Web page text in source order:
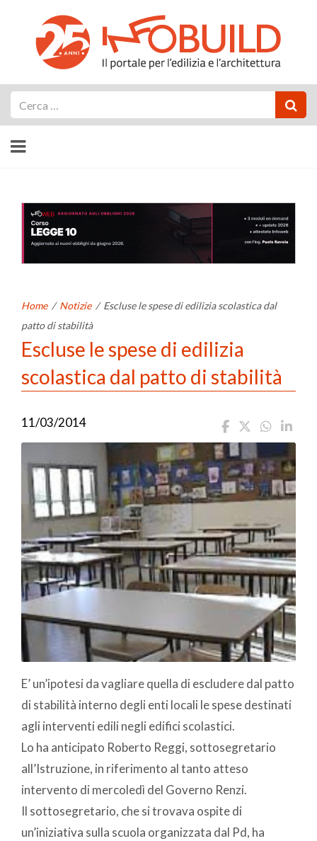
Home / Notizie / Escluse le spese di edilizia scolastica dal
patto di stabilità
Escluse le spese di edilizia
scolastica dal patto di stabilità
11/03/2014
E’ un’ipotesi da vagliare quella di escludere dal patto
di stabilità interno degli enti locali le spese destinati
agli interventi edili negli edifici scolastici.
Lo ha anticipato Roberto Reggi, sottosegretario
all’Istruzione, in riferimento al tanto atteso
intervento di mercoledì del Governo Renzi.
Il sottosegretario, che si trovava ospite di
un’iniziativa sulla scuola organizzata dal Pd, ha